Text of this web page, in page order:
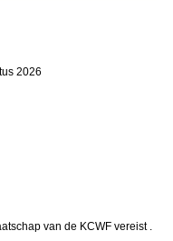
2026
van de KCWF vereist .